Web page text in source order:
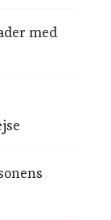
med